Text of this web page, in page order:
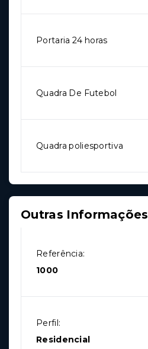
Portaria 24 horas
Quadra De Futebol
Quadra poliesportiva
Outras Informações
Referência:
1000
Perfil:
Residencial